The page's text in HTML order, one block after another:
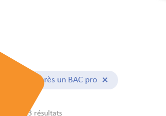
Après un BAC pro
23 résultats